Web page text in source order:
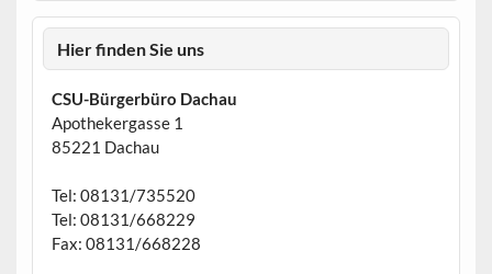
Hier finden Sie uns
CSU-Bürgerbüro Dachau
Apothekergasse 1
85221 Dachau
Tel: 08131/735520
Tel: 08131/668229
Fax: 08131/668228